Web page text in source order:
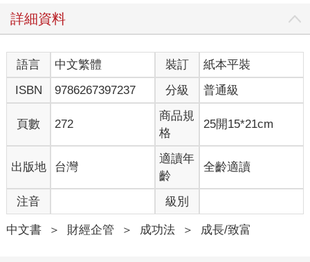
Top 1%），有錢人的支出遠遠低於他們的收入，他們會存下
25%~50%的收入，這筆數字相當驚人。此外，他們還不分時間和
場所，深受長時間工作、壓力和睡眠不足之苦。他們只是用和普
通人不同的方式做著不同的事情，他們也一樣為了生計比任何人
都還要努力工作。
最重要的是，有錢人之所以能享受長期的經濟自由，是因為他們
堅持抑制當下的享樂本能，願意承受大大小小的犧牲。華倫．巴
菲特至今仍然住在一九五八年以三萬一千五百美金買下、位於奧
馬哈的一間只有五個房間的房子。還有一則傳聞說，他曾經住在
一間沒有門的簡陋房子，結果遭到入室竊盜。華倫．巴菲特從小
就教育自己的孩子：「天下沒有白吃的午餐。」他的孩子也學會
了為自己規劃和開闢適合自己的人生。同樣地，光源產業的李秀
英會長自從韓國科學技術院（KAIST） 建校以來，總共捐贈了七
百六十六億韓元，創下最高紀錄。她也是穿著在網路或電視購物
上買的價值一萬韓元的衣服，戴假的珍珠項鍊，而非名牌服飾。
詳細資料
語言 中文繁體 裝訂
紙本平裝
ISBN
9786267397237 分級 普通級
頁數 272
商品規
格
25開15*21cm
出版地 台灣
適讀年
齡
全齡適讀
注音 級別
中文書 ＞ 財經企管 ＞ 成功法 ＞ 成長/致富